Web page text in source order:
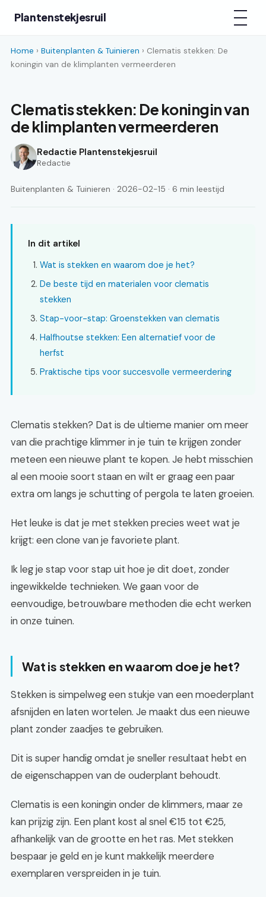
Plantenstekjesruil
Home › Buitenplanten & Tuinieren › Clematis stekken: De
koningin van de klimplanten vermeerderen
Clematis stekken: De koningin van
de klimplanten vermeerderen
Redactie Plantenstekjesruil
Redactie
Buitenplanten & Tuinieren · 2026-02-15 · 6 min leestijd
In dit artikel
Wat is stekken en waarom doe je het?
De beste tijd en materialen voor clematis
stekken
Stap-voor-stap: Groenstekken van clematis
Halfhoutse stekken: Een alternatief voor de
herfst
Praktische tips voor succesvolle vermeerdering
Clematis stekken? Dat is de ultieme manier om meer
van die prachtige klimmer in je tuin te krijgen zonder
meteen een nieuwe plant te kopen. Je hebt misschien
al een mooie soort staan en wilt er graag een paar
extra om langs je schutting of pergola te laten groeien.
Het leuke is dat je met stekken precies weet wat je
krijgt: een clone van je favoriete plant.
Ik leg je stap voor stap uit hoe je dit doet, zonder
ingewikkelde technieken. We gaan voor de
eenvoudige, betrouwbare methoden die echt werken
in onze tuinen.
Wat is stekken en waarom doe je het?
Stekken is simpelweg een stukje van een moederplant
afsnijden en laten wortelen. Je maakt dus een nieuwe
plant zonder zaadjes te gebruiken.
Dit is super handig omdat je sneller resultaat hebt en
de eigenschappen van de ouderplant behoudt.
Clematis is een koningin onder de klimmers, maar ze
kan prijzig zijn. Een plant kost al snel €15 tot €25,
afhankelijk van de grootte en het ras. Met stekken
bespaar je geld en je kunt makkelijk meerdere
exemplaren verspreiden in je tuin.